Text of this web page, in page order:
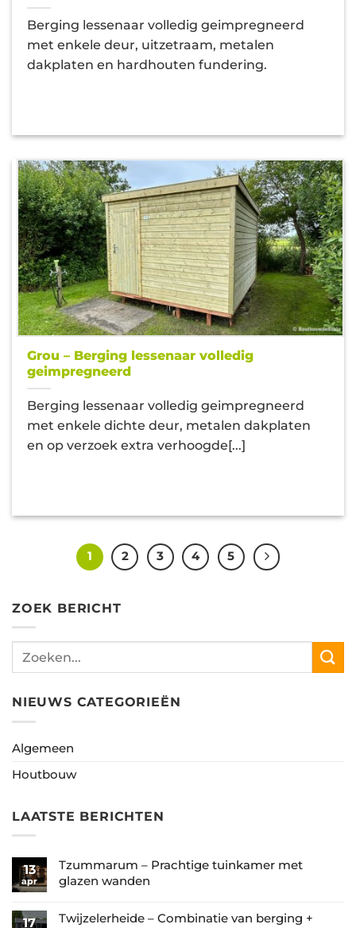
Berging lessenaar volledig geimpregneerd
met enkele deur, uitzetraam, metalen
dakplaten en hardhouten fundering.
Grou – Berging lessenaar volledig
geimpregneerd
Berging lessenaar volledig geimpregneerd
met enkele dichte deur, metalen dakplaten
en op verzoek extra verhoogde[...]
1 2 3 4 5
ZOEK BERICHT
NIEUWS CATEGORIEËN
Algemeen
Houtbouw
LAATSTE BERICHTEN
13
apr
Tzummarum – Prachtige tuinkamer met
glazen wanden
reacties
17
Twijzelerheide – Combinatie van berging +